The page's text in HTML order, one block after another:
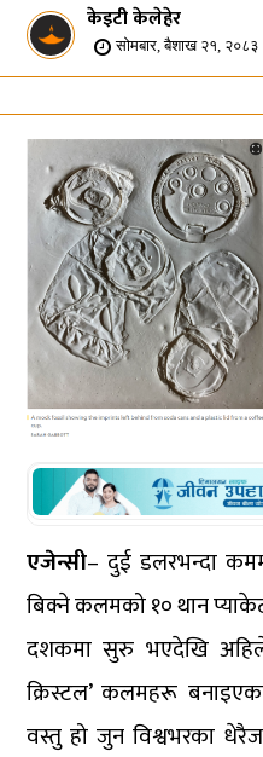
केइटी केलेहेर
सोमबार, बैशाख २१, २०८३
एजेन्सी– दुई डलरभन्दा
बिक्ने कलमको १० थान
दशकमा सुरु भएदेखि
क्रिस्टल’ कलमहरू
वस्तु हो जुन विश्वभरका